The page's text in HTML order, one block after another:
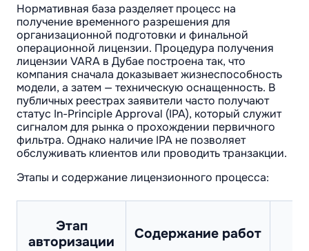
Нормативная база разделяет процесс на
получение временного разрешения для
организационной подготовки и финальной
операционной лицензии. Процедура получения
лицензии VARA в Дубае построена так, что
компания сначала доказывает жизнеспособность
модели, а затем — техническую оснащенность. В
публичных реестрах заявители часто получают
статус In-Principle Approval (IPA), который служит
сигналом для рынка о прохождении первичного
фильтра. Однако наличие IPA не позволяет
обслуживать клиентов или проводить транзакции.
Этапы и содержание лицензионного процесса:
Этап
авторизации
Содержание работ